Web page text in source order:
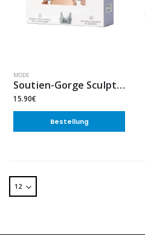
MODE
Soutien-Gorge Sculptant Ultra-Léger – Dentelle Respirante en Soie Glacée
15.90€
Bestellung